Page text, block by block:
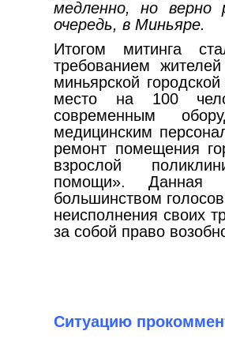
медленно, но верно
очередь, в Миньяре.
Итогом митинга
требованием
миньярской
место на 100
современным
медицинским
ремонт помещения
взрослой
помощи». Данная
большинством
неисполнения своих
за собой право
Ситуацию